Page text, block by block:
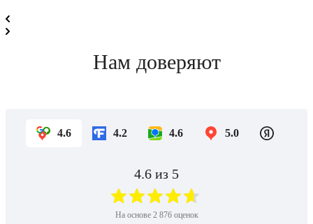
Нам доверяют
4.6 4.2 4.6 5.0
4.6 из 5
На основе 2 876оценок